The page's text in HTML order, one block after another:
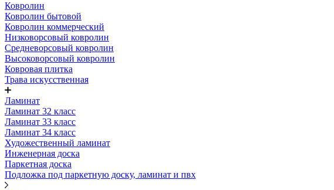
Ковролин
Ковролин бытовой
Ковролин коммерческий
Низковорсовый ковролин
Средневорсовый ковролин
Высоковорсовый ковролин
Ковровая плитка
Трава искусственная
Ламинат
Ламинат 32 класс
Ламинат 33 класс
Ламинат 34 класс
Художественный ламинат
Инженерная доска
Паркетная доска
Подложка под паркетную доску, ламинат и пвх